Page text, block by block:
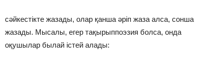
сәйкестікте жазады, олар қанша әріп жаза алса, сонша
жазады. Мысалы, егер тақырыппоэзия болса, онда
оқушылар былай істей алады: